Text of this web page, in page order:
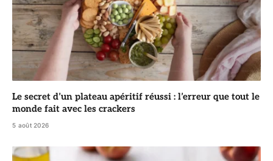
Le secret d’un plateau apéritif réussi : l’erreur que tout le
monde fait avec les crackers
5 août 2026